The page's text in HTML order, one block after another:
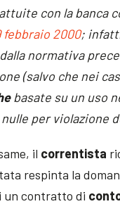
con la banca
febbraio 2000;
normativa
(salvo che nei
basate su un uso
per violazione
il correntista
respinta la
un contratto di